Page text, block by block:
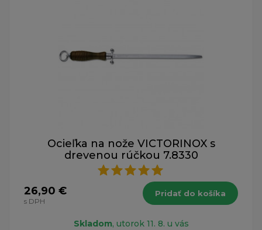
Ocieľka na nože VICTORINOX s
drevenou rúčkou 7.8330
26,90 €
s DPH
Pridať do košíka
Skladom, utorok 11. 8. u vás